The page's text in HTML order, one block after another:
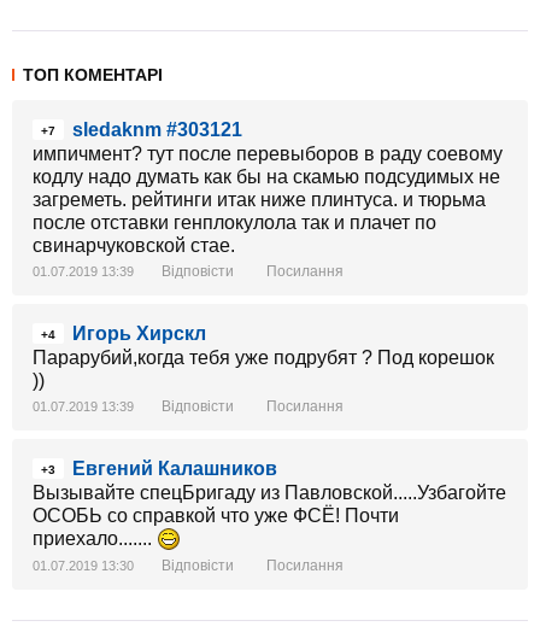
ТОП КОМЕНТАРІ
+7
sledaknm #303121
импичмент? тут после перевыборов в раду соевому
кодлу надо думать как бы на скамью подсудимых не
загреметь. рейтинги итак ниже плинтуса. и тюрьма
после отставки генплокулола так и плачет по
свинарчуковской стае.
01.07.2019 13:39 Відповісти Посилання
+4
Игорь Хирскл
Парарубий,когда тебя уже подрубят ? Под корешок
))
01.07.2019 13:39 Відповісти Посилання
+3
Евгений Калашников
Вызывайте спецБригаду из Павловской.....Узбагойте
ОСОБЬ со справкой что уже ФСЁ! Почти
приехало.......
01.07.2019 13:30 Відповісти Посилання